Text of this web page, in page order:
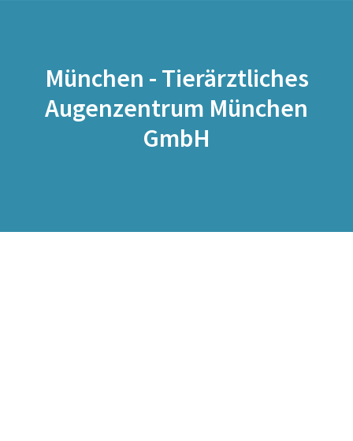
München - Tierärztliches
Augenzentrum München
GmbH